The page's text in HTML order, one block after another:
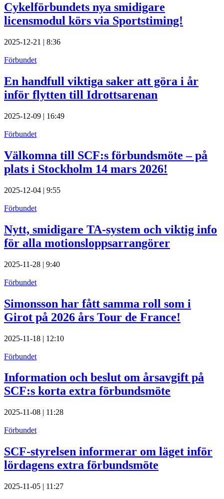
Cykelförbundets nya smidigare
licensmodul körs via Sportstiming!
2025-12-21 | 8:36
Förbundet
En handfull viktiga saker att göra i år
inför flytten till Idrottsarenan
2025-12-09 | 16:49
Förbundet
Välkomna till SCF:s förbundsmöte – på
plats i Stockholm 14 mars 2026!
2025-12-04 | 9:55
Förbundet
Nytt, smidigare TA-system och viktig info
för alla motionsloppsarrangörer
2025-11-28 | 9:40
Förbundet
Simonsson har fått samma roll som i
Girot på 2026 års Tour de France!
2025-11-18 | 12:10
Förbundet
Information och beslut om årsavgift på
SCF:s korta extra förbundsmöte
2025-11-08 | 11:28
Förbundet
SCF-styrelsen informerar om läget inför
lördagens extra förbundsmöte
2025-11-05 | 11:27